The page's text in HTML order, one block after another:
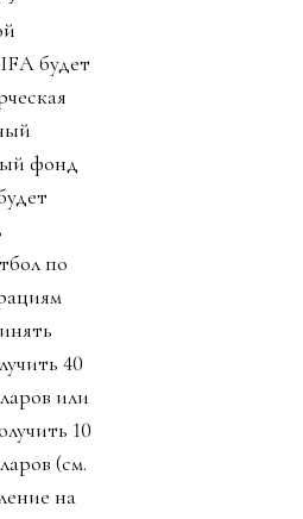
будет
фонд
по
40
или
10
(см.
на